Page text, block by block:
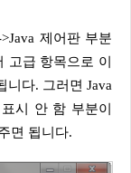
고급 항목으로 이
니다. 그러면 Java
시 안 함 부분이
면 됩니다.